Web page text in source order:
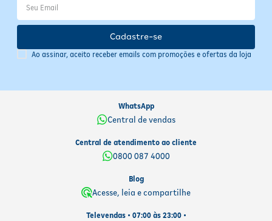
Ao assinar, aceito receber emails com promoções e ofertas da loja
Cadastre-se
WhatsApp
Central de vendas
Central de atendimento ao cliente
0800 087 4000
Blog
Acesse, leia e compartilhe
Televendas • 07:00 às 23:00 •